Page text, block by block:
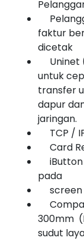
faktur
dicetak
Uninet
untuk
transfer
dapur
jaringan.
TCP /
Card
iButton
pada
screen
300mm
sudut